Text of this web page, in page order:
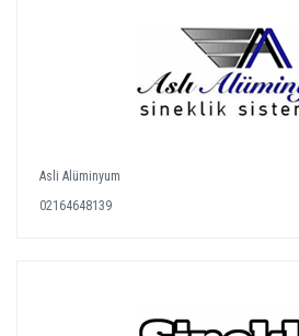
Asli Alüminyum
02164648139